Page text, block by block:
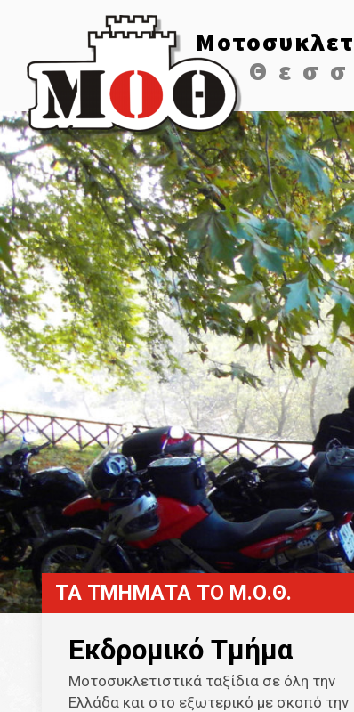
ΤΑ ΤΜΗΜΑΤΑ ΤΟ Μ.Ο.Θ.
Εκδρομικό Τμήμα
Μοτοσυκλετιστικά ταξίδια σε όλη την
Ελλάδα και στο εξωτερικό με σκοπό την